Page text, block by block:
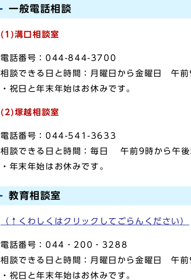
一般電話相談
(1)溝口相談室
電話番号：044-844-3700
相談できる日と時間：月曜日から金曜日 午
・祝日と年末年始はお休みです。
(2)塚越相談室
電話番号：044-541-3633
相談できる日と時間：毎日 午前9時から午
・年末年始はお休みです。
教育相談室
（↑くわしくはクリックしてごらんください）
電話番号：044‐200‐3288
相談できる日と時間：月曜日から金曜日 午
・祝日と年末年始はお休みです。